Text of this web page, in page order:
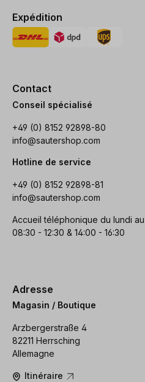
Expédition
Contact
Conseil spécialisé
+49 (0) 8152 92898-80
info@sautershop.com
Hotline de service
+49 (0) 8152 92898-81
info@sautershop.com
Accueil téléphonique du lundi
08:30 - 12:30 & 14:00 - 16:30
Adresse
Magasin / Boutique
Arzbergerstraße 4
82211 Herrsching
Allemagne
Itinéraire